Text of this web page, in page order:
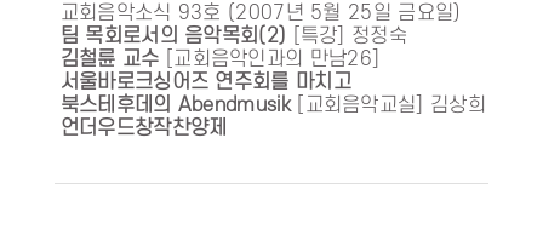
교회음악소식 93호 (2007년 5월 25일 금요일)
팀 목회로서의 음악목회(2) [특강] 정정숙
김철륜 교수
[교회음악인과의 만남26]
서울바로크싱어즈 연주회를 마치고
북스테후데의 Abendmusik
[교회음악교실] 김상희
언더우드창작찬양제